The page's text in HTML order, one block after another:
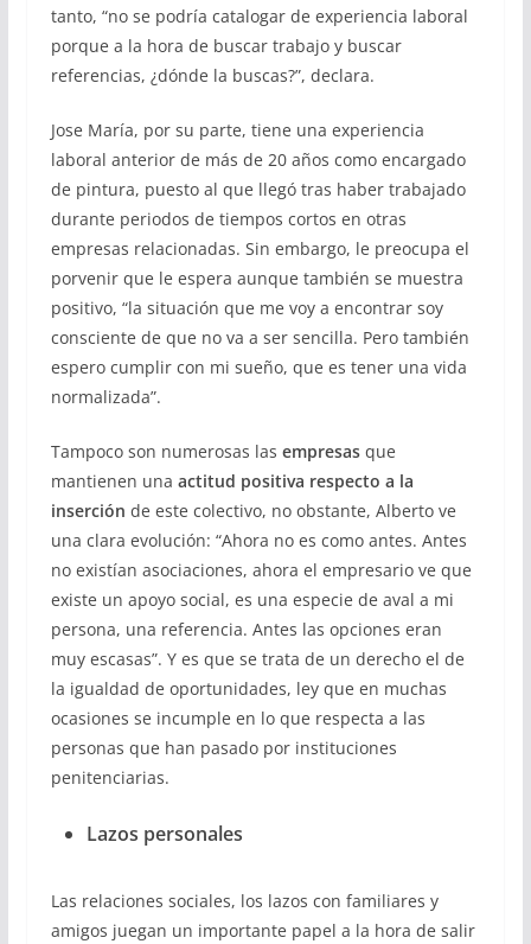
tanto, “no se podría catalogar de experiencia laboral
porque a la hora de buscar trabajo y buscar
referencias, ¿dónde la buscas?”, declara.
Jose María, por su parte, tiene una experiencia
laboral anterior de más de 20 años como encargado
de pintura, puesto al que llegó tras haber trabajado
durante periodos de tiempos cortos en otras
empresas relacionadas. Sin embargo, le preocupa el
porvenir que le espera aunque también se muestra
positivo, “la situación que me voy a encontrar soy
consciente de que no va a ser sencilla. Pero también
espero cumplir con mi sueño, que es tener una vida
normalizada”.
Tampoco son numerosas las empresasque
mantienen una actitud positiva respecto a la
inserción de este colectivo, no obstante, Alberto ve
una clara evolución: “Ahora no es como antes. Antes
no existían asociaciones, ahora el empresario ve que
existe un apoyo social, es una especie de aval a mi
persona, una referencia. Antes las opciones eran
muy escasas”. Y es que se trata de un derecho el de
la igualdad de oportunidades, ley que en muchas
ocasiones se incumple en lo que respecta a las
personas que han pasado por instituciones
penitenciarias.
Lazos personales
Las relaciones sociales, los lazos con familiares y
amigos juegan un importante papel a la hora de salir